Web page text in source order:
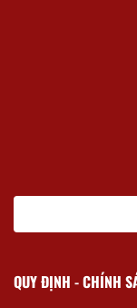
QUY ĐỊNH - CHÍNH